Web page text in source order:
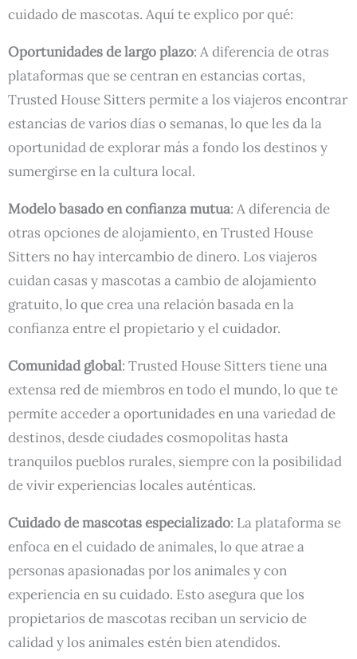
cuidado de mascotas. Aquí te explico por qué:
Oportunidades de largo plazo: A diferencia de otras
plataformas que se centran en estancias cortas,
Trusted House Sitters permite a los viajeros encontrar
estancias de varios días o semanas, lo que les da la
oportunidad de explorar más a fondo los destinos y
sumergirse en la cultura local.
Modelo basado en confianza mutua: A diferencia de
otras opciones de alojamiento, en Trusted House
Sitters no hay intercambio de dinero. Los viajeros
cuidan casas y mascotas a cambio de alojamiento
gratuito, lo que crea una relación basada en la
confianza entre el propietario y el cuidador.
Comunidad global: Trusted House Sitters tiene una
extensa red de miembros en todo el mundo, lo que te
permite acceder a oportunidades en una variedad de
destinos, desde ciudades cosmopolitas hasta
tranquilos pueblos rurales, siempre con la posibilidad
de vivir experiencias locales auténticas.
Cuidado de mascotas especializado: La plataforma se
enfoca en el cuidado de animales, lo que atrae a
personas apasionadas por los animales y con
experiencia en su cuidado. Esto asegura que los
propietarios de mascotas reciban un servicio de
calidad y los animales estén bien atendidos.